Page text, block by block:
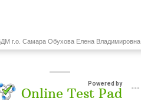
г.о. Самара Обухова Елена Владимировна
Powered by
Online Test Pad